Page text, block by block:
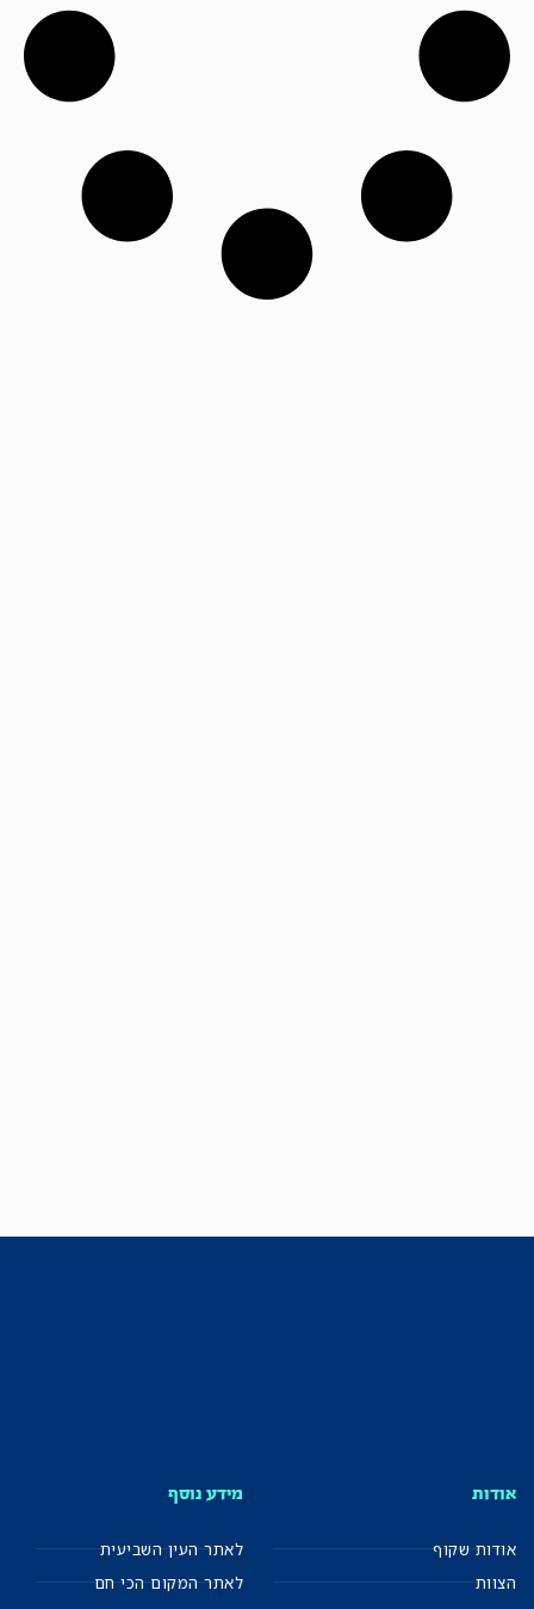
אודות
אודות שקוף
הצוות
מידע נוסף
לאתר העין השביעית
לאתר המקום הכי חם